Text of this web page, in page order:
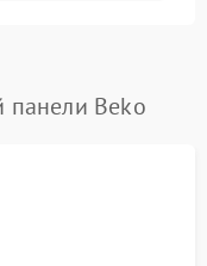
панели Beko